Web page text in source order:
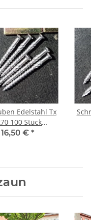
Edelstahl Tx
100 Stück
16,50 € *